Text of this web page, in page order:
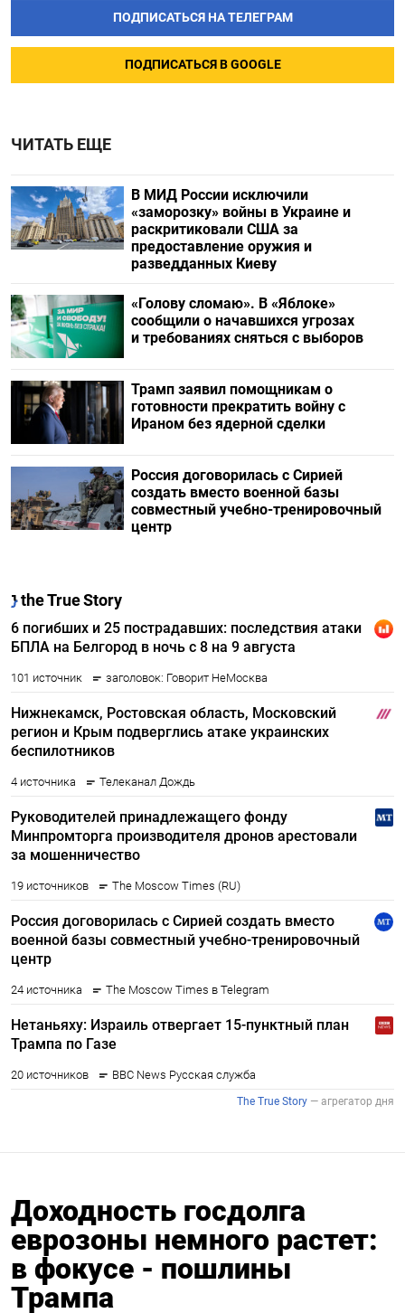
ПОДПИСАТЬСЯ НА ТЕЛЕГРАМ
ПОДПИСАТЬСЯ В GOOGLE
ЧИТАТЬ ЕЩЕ
В МИД России исключили
«заморозку» войны в Украине и
раскритиковали США за
предоставление оружия и
разведданных Киеву
«Голову сломаю». В «Яблоке»
сообщили о начавшихся угрозах
и требованиях сняться с выборов
Трамп заявил помощникам о
готовности прекратить войну с
Ираном без ядерной сделки
Россия договорилась с Сирией
создать вместо военной базы
совместный учебно-тренировочный
центр
Доходность госдолга
еврозоны немного растет:
в фокусе - пошлины
Трампа